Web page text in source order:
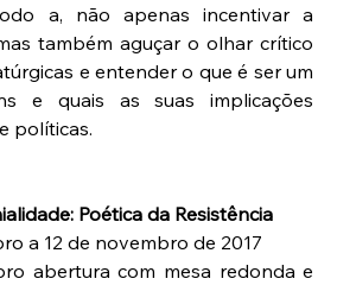
a, não apenas incentivar a
também aguçar o olhar crítico
e entender o que é ser um
e quais as suas implicações
políticas.
Poética da Resistência
a 12 de novembro de 2017
abertura com mesa redonda e